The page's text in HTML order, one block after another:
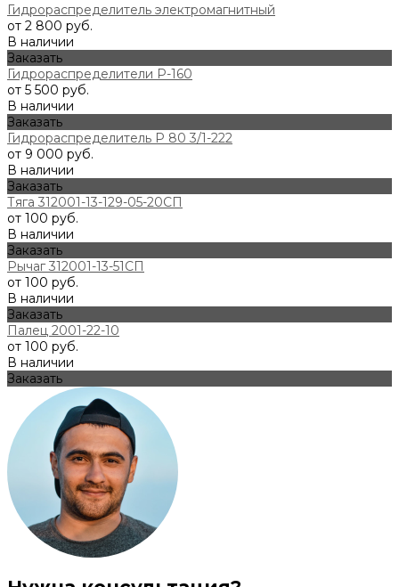
Гидрораспределитель электромагнитный
от 2 800 руб.
В наличии
Заказать
Гидрораспределители Р-160
от 5 500 руб.
В наличии
Заказать
Гидрораспределитель Р 80 3/1-222
от 9 000 руб.
В наличии
Заказать
Тяга 312001-13-129-05-20СП
от 100 руб.
В наличии
Заказать
Рычаг 312001-13-51СП
от 100 руб.
В наличии
Заказать
Палец 2001-22-10
от 100 руб.
В наличии
Заказать